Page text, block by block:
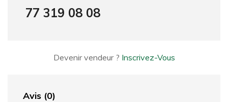
77 319 08 08
Devenir vendeur ? Inscrivez-Vous
Avis (0)